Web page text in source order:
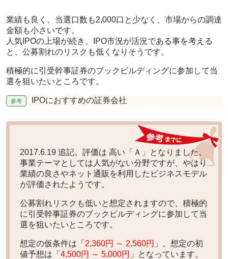
業績も良く、当選口数も2,000口と少なく、市場からの調達
金額も小さいです。
人気IPOの上場が続き、IPO市況が活況である事を考える
と、 公募割れのリスクも低く なりそうです。
積極的に引受幹事証券のブックビルディングに参加して当
選を狙いたいところです。
IPOにおすすめの証券会社
2017.6.19 追記。評価は 高い「Ａ」
となりました。
事業テーマとしては人気がない分野ですが、やはり
業績の良さやネット通販を利用したビジネスモデル
が評価されたようです。
公募割れリスクも低いと想定されますので、積極的
に引受幹事証券のブックビルディングに参加して当
選を狙いたいところです。
想定の仮条件は「 2,360円 ～ 2,560円 」。想定の初
値予想は「 4,500円 ～ 5,000円 」となっています。